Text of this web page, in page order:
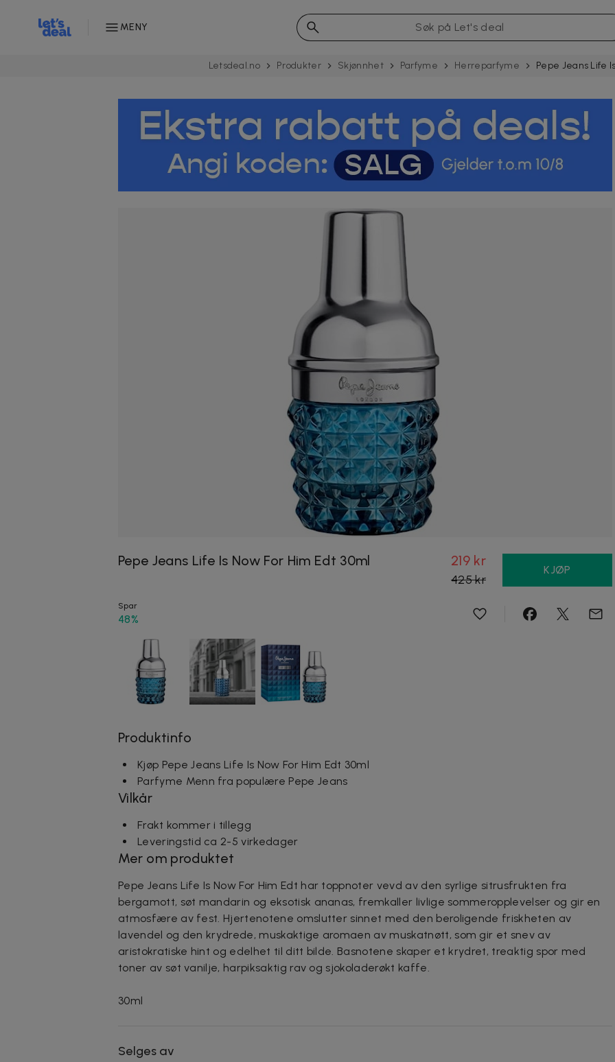
MENY
Letsdeal.no Produkter Skjønnhet Parfyme Herreparfyme Pepe Jeans Life
Pepe Jeans Life Is Now For Him Edt 30ml 219 kr
425 kr
KJØP
Spar
48%
Produktinfo
Kjøp Pepe Jeans Life Is Now For Him Edt 30ml
Parfyme Menn fra populære Pepe Jeans
Vilkår
Frakt kommer i tillegg
Leveringstid ca 2-5 virkedager
Mer om produktet
Pepe Jeans Life Is Now For Him Edt har toppnoter vevd av den syrlige sitrusfrukten fra
bergamott, søt mandarin og eksotisk ananas, fremkaller livlige sommeropplevelser og gir en
atmosfære av fest. Hjertenotene omslutter sinnet med den beroligende friskheten av
lavendel og den krydrede, muskaktige aromaen av muskatnøtt, som gir et snev av
aristokratiske hint og edelhet til ditt bilde. Basnotene skaper et krydret, treaktig spor med
toner av søt vanilje, harpiksaktig rav og sjokoladerøkt kaffe.
30ml
Selges av